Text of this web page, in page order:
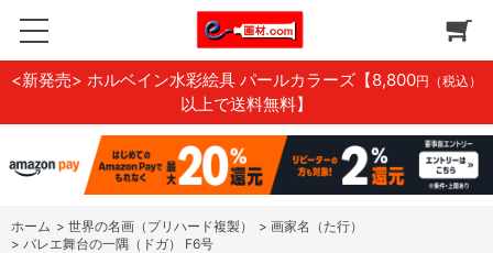
<新発売> ホルベイン水彩絵具 パールカラーズ 【8,800円（税込）
以上で送料無料】
ホーム > 世界の名画（プリハード複製） > 画家名（た行）
> バレエ舞台の一隅（ドガ） F6号